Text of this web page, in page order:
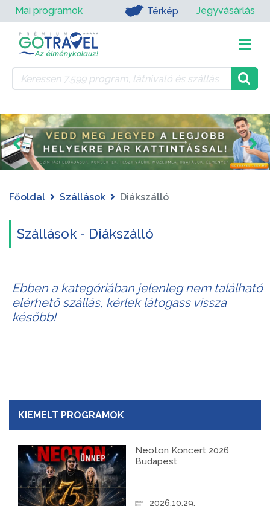
Mai programok Térkép Jegyvásárlás
Főoldal Szállások Diákszálló
Szállások - Diákszálló
Ebben a kategóriában jelenleg nem található
elérhető szállás, kérlek látogass vissza
később!
KIEMELT PROGRAMOK
Neoton Koncert 2026
Budapest
2026.10.29.